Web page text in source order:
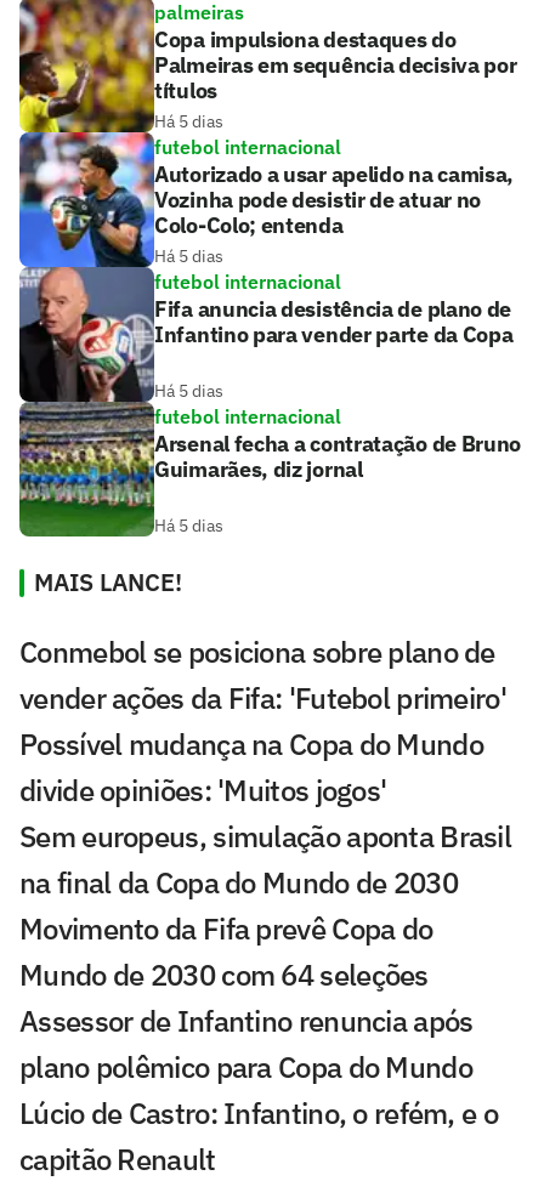
palmeiras
Copa impulsiona destaques do
Palmeiras em sequência decisiva por
títulos
Há 5 dias
futebol internacional
Autorizado a usar apelido na camisa,
Vozinha pode desistir de atuar no
Colo-Colo; entenda
Há 5 dias
futebol internacional
Fifa anuncia desistência de plano de
Infantino para vender parte da Copa
Há 5 dias
futebol internacional
Arsenal fecha a contratação de Bruno
Guimarães, diz jornal
Há 5 dias
MAIS LANCE!
Conmebol se posiciona sobre plano de
vender ações da Fifa: 'Futebol primeiro'
Possível mudança na Copa do Mundo
divide opiniões: 'Muitos jogos'
Sem europeus, simulação aponta Brasil
na final da Copa do Mundo de 2030
Movimento da Fifa prevê Copa do
Mundo de 2030 com 64 seleções
Assessor de Infantino renuncia após
plano polêmico para Copa do Mundo
Lúcio de Castro: Infantino, o refém, e o
capitão Renault